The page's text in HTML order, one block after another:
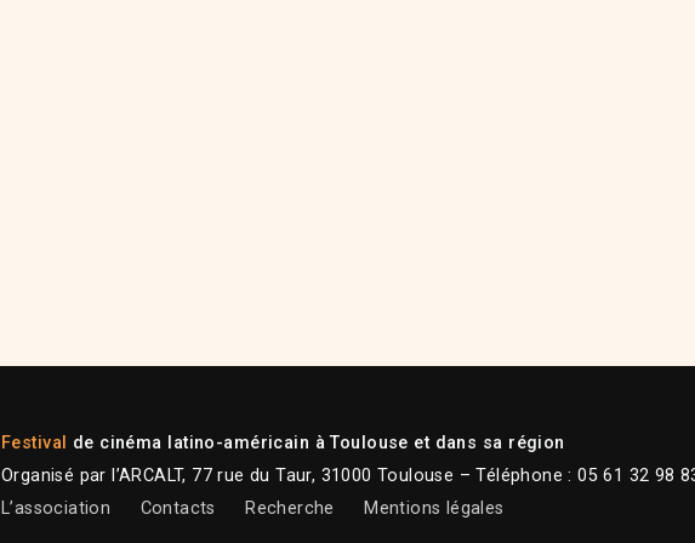
Festival de cinéma latino-américain à Toulouse et dans sa région
Organisé par l’ARCALT, 77 rue du Taur, 31000 Toulouse – Téléphone : 05 61 32 98
L’association
Contacts Recherche Mentions légales